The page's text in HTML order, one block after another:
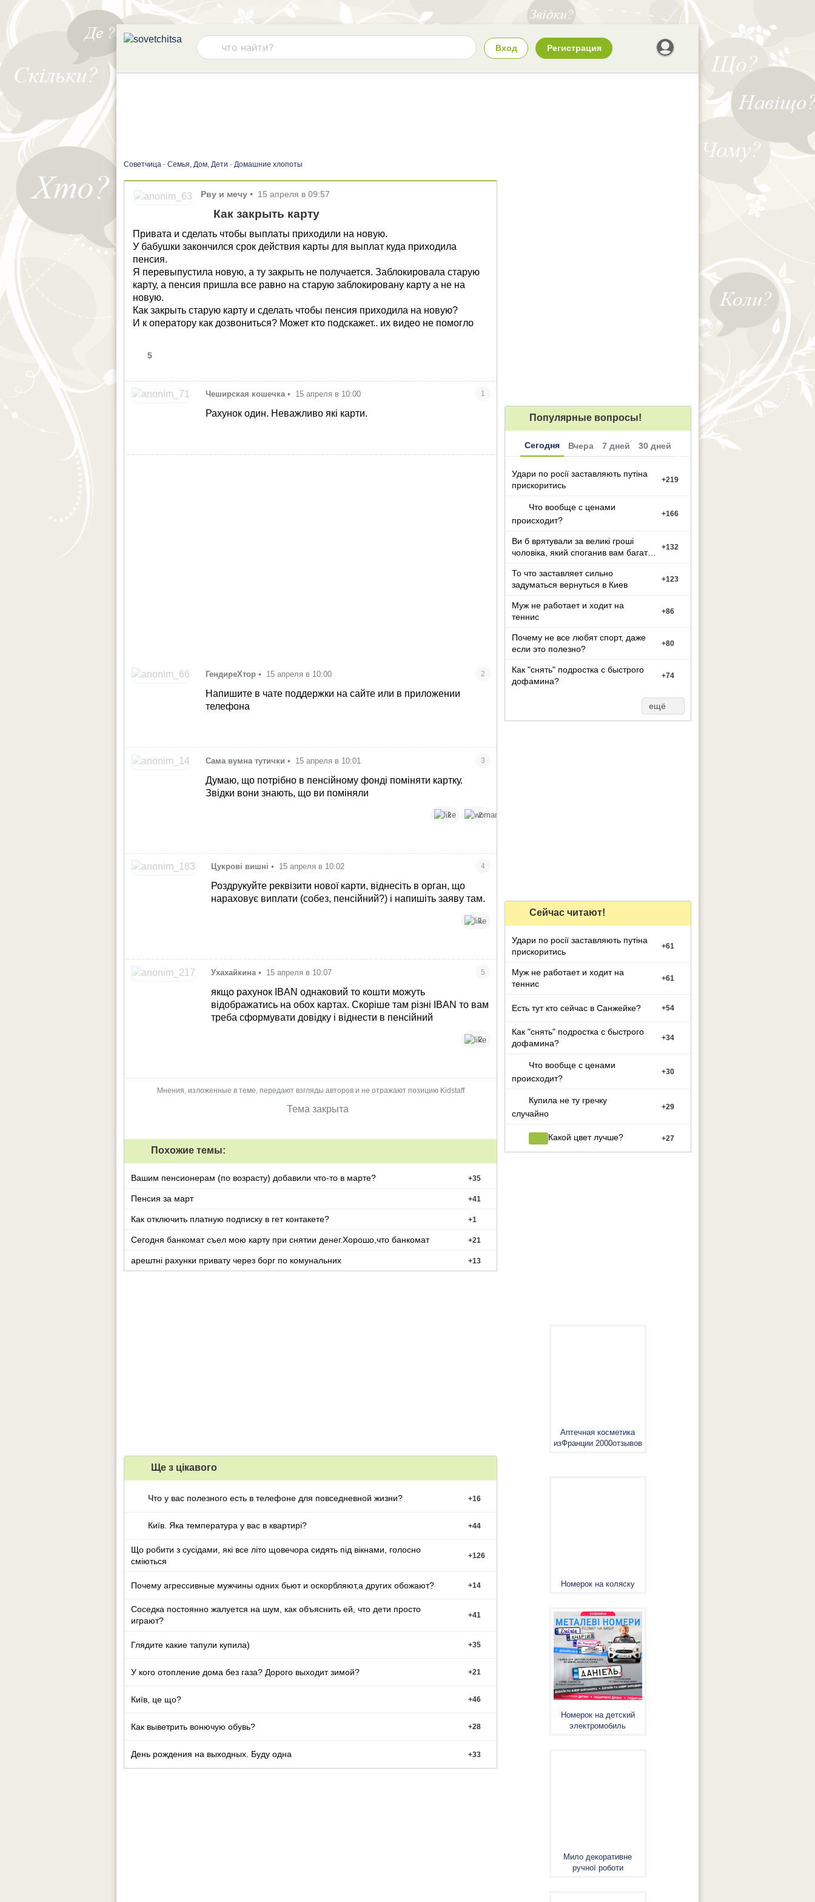
Вход Регистрация
Советчица - Семья, Дом, Дети - Домашние хлопоты
Рву и мечу • 15 апреля в 09:57
Как закрыть карту
Привата и сделать чтобы выплаты приходили на новую.
У бабушки закончился срок действия карты для выплат куда приходила
пенсия.
Я перевыпустила новую, а ту закрыть не получается. Заблокировала старую
карту, а пенсия пришла все равно на старую заблокировану карту а не на
новую.
Как закрыть старую карту и сделать чтобы пенсия приходила на новую?
И к оператору как дозвониться? Может кто подскажет.. их видео не помогло
5
Чеширская кошечка • 15 апреля в 10:00 1
Рахунок один. Неважливо які карти.
ГендиреХтор • 15 апреля в 10:00 2
Напишите в чате поддержки на сайте или в приложении
телефона
Сама вумна тутички • 15 апреля в 10:01 3
Думаю, що потрібно в пенсійному фонді поміняти картку.
Звідки вони знають, що ви поміняли
2 2
Цукрові вишні • 15 апреля в 10:02 4
Роздрукуйте реквізити нової карти, віднесіть в орган, що
нараховує виплати (собез, пенсійний?) і напишіть заяву там.
1
Ухахайкина • 15 апреля в 10:07 5
якщо рахунок IBAN однаковий то кошти можуть
відображатись на обох картах. Скоріше там різні IBAN то вам
треба сформувати довідку і віднести в пенсійний
2
Мнения, изложенные в теме, передают взгляды авторов и не отражают позицию Kidstaff
Тема закрыта
Похожие темы:
Вашим пенсионерам (по возрасту) добавили что-то в марте? +35
Пенсия за март +41
Как отключить платную подписку в гет контакете? +1
Сегодня банкомат съел мою карту при снятии денег.Хорошо,что банкомат +21
арештні рахунки привату через борг по комунальних +13
Ще з цiкавого
Что у вас полезного есть в телефоне для повседневной жизни? +16
Київ. Яка температура у вас в квартирі? +44
Що робити з сусідами, які все літо щовечора сидять під вікнами, голосно
сміються
+126
Почему агрессивные мужчины одних бьют и оскорбляют,а других обожают? +14
Соседка постоянно жалуется на шум, как объяснить ей, что дети просто
играют?
+41
Глядите какие тапули купила) +35
У кого отопление дома без газа? Дорого выходит зимой? +21
Київ, це що? +46
Как выветрить вонючую обувь? +28
День рождения на выходных. Буду одна +33
Популярные вопросы!
Сегодня Вчера 7 дней 30 дней
Удари по росії заставляють путіна
прискоритись
+219
Что вообще с ценами
происходит?
+166
Ви б врятували за великі гроші
чоловіка, який споганив вам багато
+132
То что заставляет сильно
задуматься вернуться в Киев
+123
Муж не работает и ходит на
теннис
+86
Почему не все любят спорт, даже
если это полезно?
+80
Как "снять" подростка с быстрого
дофамина?
+74
ещё
Сейчас читают!
Удари по росії заставляють путіна
прискоритись
+61
Муж не работает и ходит на
теннис
+61
Есть тут кто сейчас в Санжейке? +54
Как "снять" подростка с быстрого
дофамина?
+34
Что вообще с ценами
происходит?
+30
Купила не ту гречку
случайно
+29
Какой цвет лучше? +27
Аптечная косметика
изФранции 2000отзывов
Номерок на коляску
Номерок на детский
электромобиль
Мило декоративне
ручної роботи